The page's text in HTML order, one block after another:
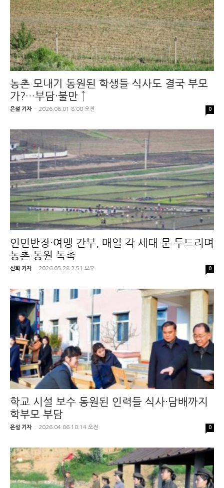
농촌 모내기 동원된 학생들 식사도 결국 부모
가?…부담·불만 ↑
은설 기자 - 2026.06.01 8:00 오전 0
인민반장·여맹 간부, 매일 각 세대 문 두드리며
농촌 동원 독촉
선화 기자 - 2026.05.28 2:51 오후 0
학교 시설 보수 동원된 인력들 식사·담배까지
학부모 부담
은설 기자 - 2026.04.06 10:14 오전 0